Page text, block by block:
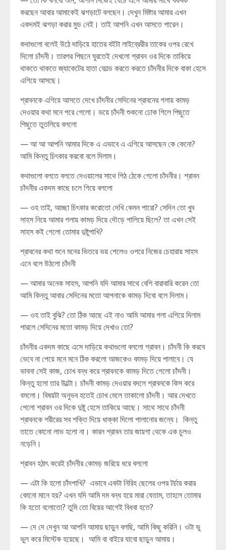
করছেন আবার আমাকেই ঝগড়াটে বলছেন। দেখুন মিষ্টার আমার এখন
একদমই ঝগড়া করার মুড নেই। তাই আপনি এখন আসতে পারেন।
কথাগুলো বলেই উঠে দাড়িয়ে হাতের বইটা লাইব্রেরীর তাকের ওপর রেখে
দিলো চাঁদনী। তারপর পিছনে ঘুরতেই দেখলো শ্রাবন ওর দিকে তাকিয়ে
থাকতে থাকতে জ্যাকেটের হাতা ফোল্ড করতে করতে চাঁদনীর দিকে বাকা হেসে
এগিয়ে আসছে।
শ্রাবনকে এগিয়ে আসতে দেখে চাঁদনীর সেদিনের শ্রাবনের গলায় কামড়
দেওয়ার কথা মনে পরে গেলো। ভয়ে চাঁদনী শুকনো ঢোক গিলে পিছুতে
পিছুতে তুতলিয়ে বললো
— আ আ আপনি আমার দিকে এ এভাবে এ এগিয়ে আসছেন কে কেনো?
আমি কিন্তু চিৎকার করবো বলে দিলাম।
কথাগুলো বলতে বলতে দেওয়ালের সাথে পিঠ ঠেকে গেলো চাঁদনীর। শ্রাবন
চাঁদনীর একদম কাছে চলে গিয়ে বললো
— ওহ তাই, আচ্ছা চিৎকার করোতো দেখি কেমন পারো? সেদিন তো খুব
সাহস নিয়ে আমার গলায় কামড় দিয়ে দৌড়ে পালিয়ে ছিলে? তা এখন সেই
সাহস কই গেলো তোমার দুষ্টুপাখি?
শ্রাবনের কথা শুনে মনের ভিতরে ভয় পেলেও ওপরে নিজের চেহারায় সাহস
এনে বলে উঠলো চাঁদনী
— আমার অনেক সাহস, আপনি যদি আমার সাথে বেশি বারাবারি করেন তো
আমি কিন্তু আবার সেদিনের মতো আপনাকে কামড় দিবো বলে দিলাম।
— ওহ তাই বুঝি? তো ঠিক আছে এই নাও আমি আমার গলা এগিয়ে দিলাম
পারলে সেদিনের মতো কামড় দিয়ে দেখাও তো?
চাঁদনীর একদম কাছে এসে দাড়িয়ে কথাগুলো বললো শ্রাবন। চাঁদনী কি করবে
ভেবে না পেয়ে মনে মনে ঠিক করলো আজকেও কামড় দিয়ে পালাবে। যে
ভাবনা সেই কাজ, চোখ বন্ধ করে শ্রাবনকে কামড় দিতে গেলো চাঁদনী।
কিন্তু হলো তার উল্টো। চাঁদনী কামড় দেওয়ার বদলে শ্রাবনকে কিস করে
বসলো। বিষয়টা অনুভব হতেই চোখ মেলে তাকালো চাঁদনী। আর দেখতে
পেলো শ্রাবন ওর দিকে দুষ্টু হেসে তাকিয়ে আছে। সাথে সাথে চাঁদনী
শ্রাবনকে শরীরের সব শক্তি দিয়ে ধাক্কা দিলো পালানোর জন্যে। কিন্তু
তাতে কোনো লাভ হলো না। কারন শ্রাবন তার জায়গা থেকে এক চুলও
নড়েনি।
শ্রাবন হঠাৎ করেই চাঁদনীর কোমড় জরিয়ে ধরে বললো
— এটা কি হলো চাঁদপাখি? এভাবে একটা নিরিহ ছেলের ওপর টর্চার করার
কোনো মানে হয়? এখন যদি আমি দম বন্ধ হয়ে মারা যেতাম, তাহলে তোমার
কি হতো বলোতো? তুমি তো বিয়ের আগেই বিধবা হতে?
— দে দে দেখুন আ আপনি আমায় ছাড়ুন বলছি, আমি কিছু করিনি। ওটা ভু
ভুল করে মিস্টেক হয়েছে। আমি বা বাইরে যাবো ছাড়ুন আমায়।